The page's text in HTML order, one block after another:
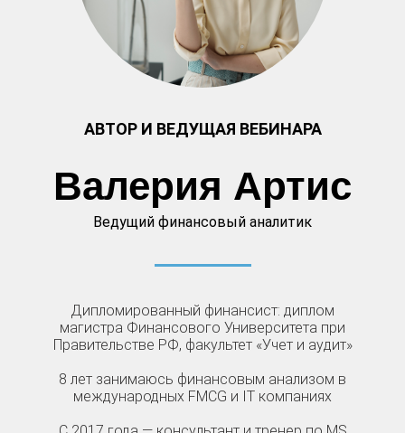
Валерия Артис
Дипломированный финансист: диплом
магистра Финансового Университета при
Правительстве РФ, факультет «Учет и аудит»
8 лет занимаюсь финансовым анализом в
международных FMCG и IT компаниях
Ведущий финансовый аналитик
АВТОР И ВЕДУЩАЯ ВЕБИНАРА